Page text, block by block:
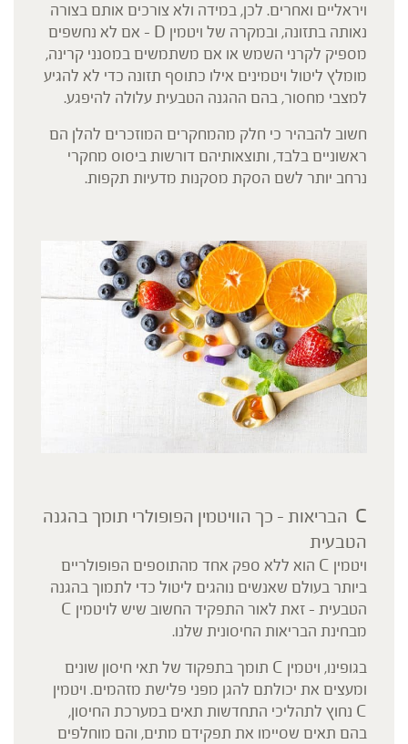
ויראליים ואחרים. לכן, במידה ולא צורכים אותם בצורה
נאותה בתזונה, ובמקרה של ויטמין D – אם לא נחשפים
מספיק לקרני השמש או אם משתמשים במסנני קרינה,
מומלץ ליטול ויטמינים אילו כתוסף תזונה כדי לא להגיע
למצבי מחסור, בהם ההגנה הטבעית עלולה להיפגע.
חשוב להבהיר כי חלק מהמחקרים המוזכרים להלן הם
ראשוניים בלבד, ותוצאותיהם דורשות ביסוס מחקרי
נרחב יותר לשם הסקת מסקנות מדעיות תקפות.
C הבריאות – כך הוויטמין הפופולרי תומך בהגנה
הטבעית
ויטמין C הוא ללא ספק אחד מהתוספים הפופולריים
ביותר בעולם שאנשים נוהגים ליטול כדי לתמוך בהגנה
הטבעית – זאת לאור התפקיד החשוב שיש לויטמין C
מבחינת הבריאות החיסונית שלנו.
בגופינו, ויטמין C תומך בתפקוד של תאי חיסון שונים
ומעצים את יכולתם להגן מפני פלישת מזהמים. ויטמין
C נחוץ לתהליכי התחדשות תאים במערכת החיסון,
בהם תאים שסיימו את תפקידם מתים, והם מוחלפים